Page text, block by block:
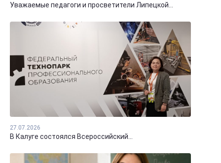
Уважаемые педагоги и просветители Липецкой...
27.07.2026
В Калуге состоялся Всероссийский...